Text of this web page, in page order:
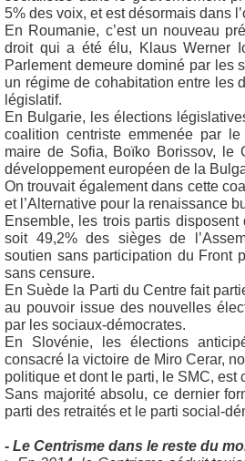
5% des voix, et est désormais dans
En Roumanie, c’est un nouveau
droit qui a été élu, Klaus Werner
Parlement demeure dominé par les
un régime de cohabitation entre les
législatif.
En Bulgarie, les élections
coalition centriste emmenée par
maire de Sofia, Boïko Borissov, le
développement européen de la
On trouvait également dans cette
et l’Alternative pour la renaissance
Ensemble, les trois partis
soit 49,2% des sièges de
soutien sans participation du Front
sans censure.
En Suède la Parti du Centre fait
au pouvoir issue des nouvelles
par les sociaux-démocrates.
En Slovénie, les élections
consacré la victoire de Miro Cerar,
politique et dont le parti, le SMC, est
Sans majorité absolu, ce dernier
parti des retraités et le parti social-
- Le Centrisme dans le reste du